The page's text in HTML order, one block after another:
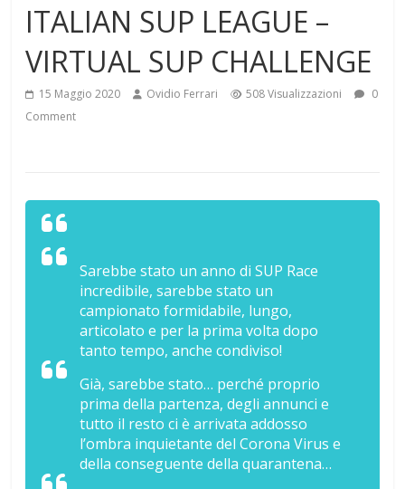
ITALIAN SUP LEAGUE –
VIRTUAL SUP CHALLENGE
15 Maggio 2020 Ovidio Ferrari 508 Visualizzazioni
0
Comment
Sarebbe stato un anno di SUP Race
incredibile, sarebbe stato un
campionato formidabile, lungo,
articolato e per la prima volta dopo
tanto tempo, anche condiviso!
Già, sarebbe stato… perché proprio
prima della partenza, degli annunci e
tutto il resto ci è arrivata addosso
l’ombra inquietante del Corona Virus e
della conseguente della quarantena…